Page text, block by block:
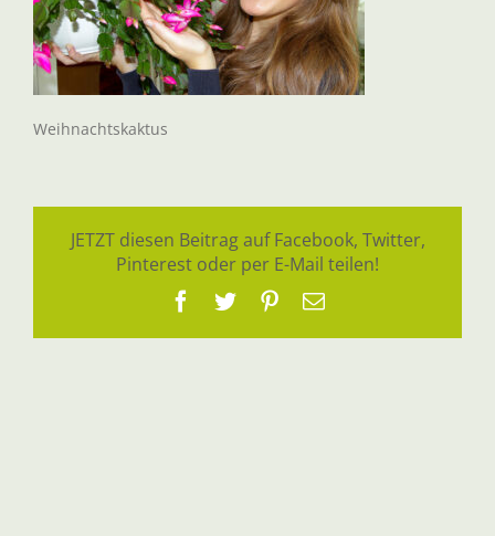
Weihnachtskaktus
JETZT diesen Beitrag auf Facebook, Twitter,
Pinterest oder per E-Mail teilen!
Facebook
TwitterPinterest
E-